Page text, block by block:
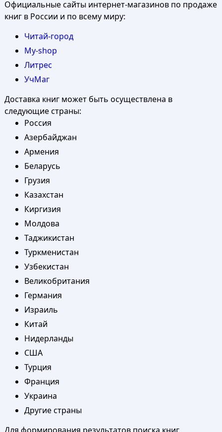
Официальные сайты интернет-магазинов по продаже
книг в России и по всему миру:
Читай-город
My-shop
Литрес
УчМаг
Доставка книг может быть осуществлена в
следующие страны:
Россия
Азербайджан
Армения
Беларусь
Грузия
Казахстан
Киргизия
Молдова
Таджикистан
Туркменистан
Узбекистан
Великобритания
Германия
Израиль
Китай
Нидерланды
США
Турция
Франция
Украина
Другие страны